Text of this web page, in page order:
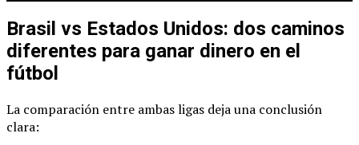
Brasil vs Estados Unidos: dos caminos
diferentes para ganar dinero en el
fútbol
La comparación entre ambas ligas deja una conclusión
clara: